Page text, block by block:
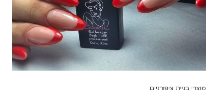
מוצרי בניית ציפורניים